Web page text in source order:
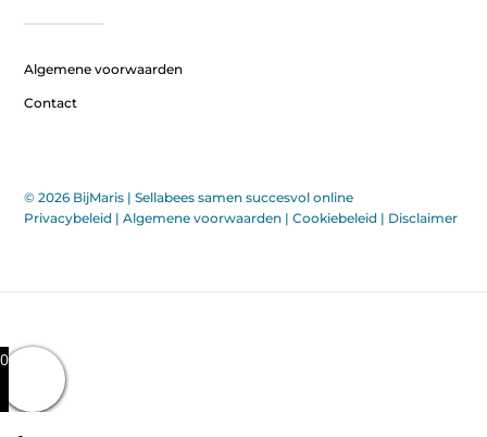
Algemene voorwaarden
Contact
© 2026 BijMaris |Sellabees samen succesvol online
Privacybeleid |Algemene voorwaarden |Cookiebeleid | Disclaimer
0